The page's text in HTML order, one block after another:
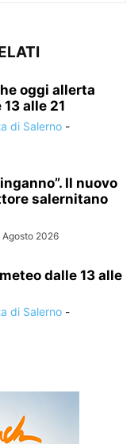
oggi allerta
alle 21
di Salerno -
Il nuovo
salernitano
Agosto 2026
dalle 13 alle
di Salerno -